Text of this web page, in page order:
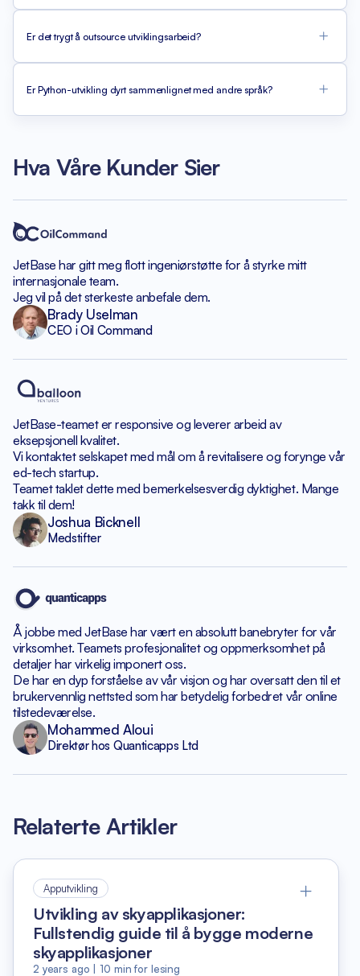
Er det trygt å outsource utviklingsarbeid?
Er Python-utvikling dyrt sammenlignet med andre språk?
Hva Våre Kunder Sier
JetBase har gitt meg flottingeniørstøtte for å styrke mitt
internasjonale team.
Jeg vil på det sterkeste anbefale dem.
Brady Uselman
CEO i Oil Command
JetBase-teamet er responsiveog leverer arbeid av
eksepsjonell kvalitet.
Vi kontaktet selskapet med mål om å revitalisere og forynge vår
ed-tech startup.
Teamet taklet dette med bemerkelsesverdig dyktighet. Mange
takk til dem!
Joshua Bicknell
Medstifter
Å jobbe med JetBase har vært en absolutt banebryterfor vår
virksomhet. Teamets profesjonalitet og oppmerksomhetpå
detaljer har virkelig imponert oss.
De har en dyp forståelse av vår visjon og har oversatt den til et
brukervennlig nettsted som har betydeligforbedret vår online
tilstedeværelse.
Mohammed Aloui
Direktør hos Quanticapps Ltd
Relaterte Artikler
Apputvikling
Utvikling av skyapplikasjoner:
Fullstendig guide til å bygge moderne
skyapplikasjoner
2 years ago |10 min for lesing